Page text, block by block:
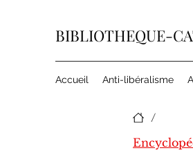
BIBLIOTHEQUE-
Accueil Anti-libéralisme
/